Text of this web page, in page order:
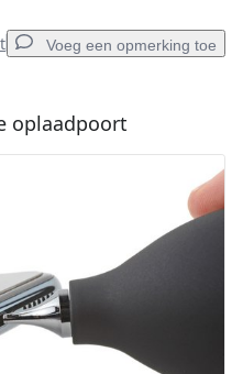
Voeg een opmerking toe
toe
Plaats opmerking
oplaadpoort